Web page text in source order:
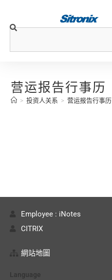
营运报告行事历
> 投资人关系 > 营运报告行事历
Employee : iNotes
CITRIX
網站地圖
Language